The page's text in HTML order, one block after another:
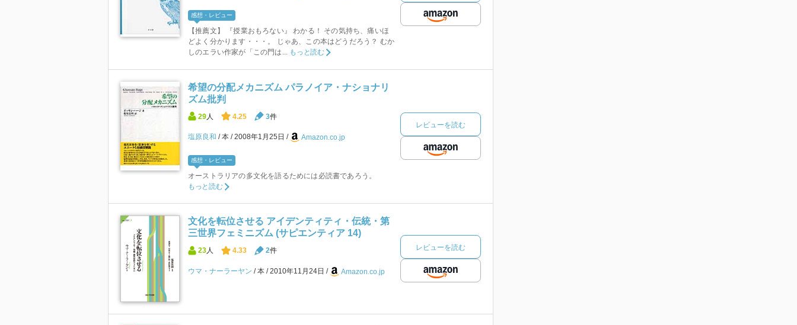
感想・レビュー
【推薦文】 『授業おもろない』 わかる！ その気持ち、痛いほ
どよく分かります・・・。 じゃあ、この本はどうだろう？ むか
しのエラい作家が「この門は...
もっと読む
希望の分配メカニズム パラノイア・ナショナリ
ズム批判
29 人 4.25 3件
塩原良和 本 2008年1月25日 Amazon.co.jp
感想・レビュー
オーストラリアの多文化を語るためには必読書であろう。
もっと読む
レビューを読む
文化を転位させる アイデンティティ・伝統・第
三世界フェミニズム (サピエンティア 14)
23人 4.33 2件
ウマ・ナーラーヤン 本 2010年11月24日 Amazon.co.jp
レビューを読む